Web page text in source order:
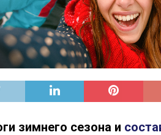
зимнего сезона и